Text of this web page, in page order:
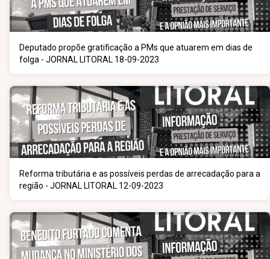
Deputado propõe gratificação a PMs que atuarem em dias de
folga - JORNAL LITORAL 18-09-2023
Reforma tributária e as possíveis perdas de arrecadação para a
região - JORNAL LITORAL 12-09-2023